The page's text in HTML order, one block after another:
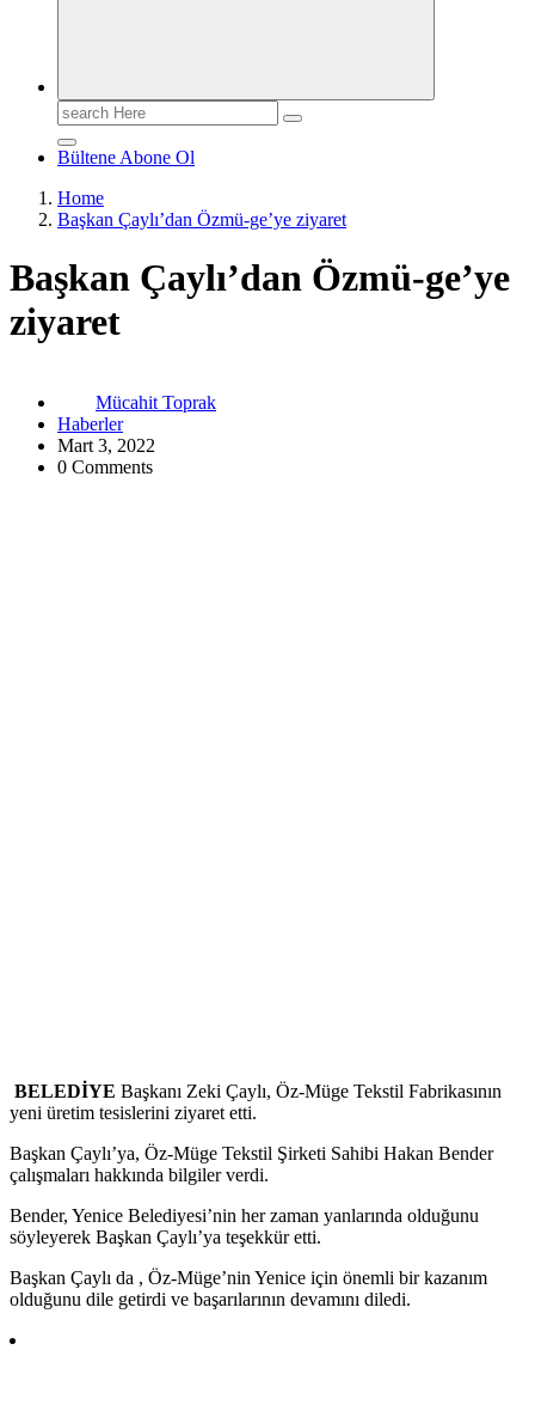
Search
for:
Bültene Abone Ol
Home
Başkan Çaylı’dan Özmü-ge’ye ziyaret
Başkan Çaylı’dan Özmü-ge’ye
ziyaret
Mücahit Toprak
Haberler
Mart 3, 2022
0 Comments
BELEDİYE Başkanı Zeki Çaylı, Öz-Müge Tekstil Fabrikasının
yeni üretim tesislerini ziyaret etti.
Başkan Çaylı’ya, Öz-Müge Tekstil Şirketi Sahibi Hakan Bender
çalışmaları hakkında bilgiler verdi.
Bender, Yenice Belediyesi’nin her zaman yanlarında olduğunu
söyleyerek Başkan Çaylı’ya teşekkür etti.
Başkan Çaylı da , Öz-Müge’nin Yenice için önemli bir kazanım
olduğunu dile getirdi ve başarılarının devamını diledi.